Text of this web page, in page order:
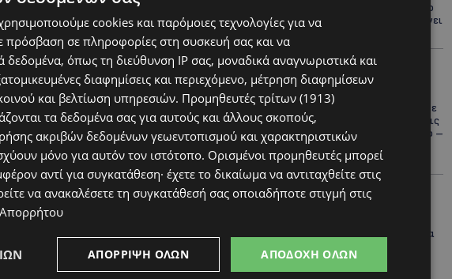
χαδιάρικο τετράποδο
με τη ματιά που λιώνει
STORIES
ΕΞΩΤΙΚΑ ΖΩΑ ΣΤΗΝ
ΚΥΠΡΟ: Πότε
επιτρέπεται και πότε
απαγορεύεται να έχεις
μαϊμού ως κατοικίδιο –
διατηρείς νόμιμα
STORIES
πρωτοβουλίες για να
Μακαρίου και το
κέντρο της
cookies και παρόμοιες τεχνολογίες για να
πρόσβαση σε πληροφορίες στη συσκευή σας και να
όπως τη διεύθυνση IP σας, μοναδικά αναγνωριστικά και
διαφημίσεις και περιεχόμενο, μέτρηση διαφημίσεων
και βελτίωση υπηρεσιών. Προμηθευτές τρίτων (1913)
τα δεδομένα σας για αυτούς και άλλους σκοπούς,
ακριβών δεδομένων γεωεντοπισμού και χαρακτηριστικών
μόνο για αυτόν τον ιστότοπο. Ορισμένοι προμηθευτές μπορεί
αντί για συγκατάθεση· έχετε το δικαίωμα να αντιταχθείτε στις
να ανακαλέσετε τη συγκατάθεσή σας οποιαδήποτε στιγμή στις
Απορρήτου
ΑΠΟΔΟΧΉ ΌΛΩΝ
ΑΠΌΡΡΙΨΗ ΌΛΩΝ